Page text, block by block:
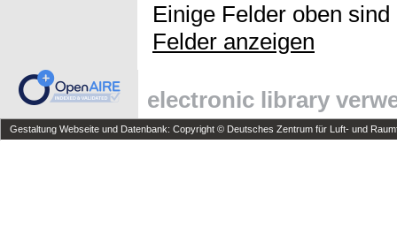
Einige Felder oben
Felder anzeigen
electronic library
Gestaltung Webseite und Datenbank: Copyright © Deutsches Zentrum für Luft- und